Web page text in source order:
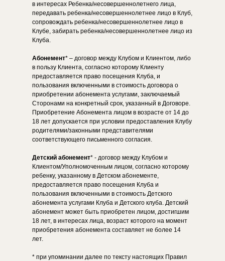
в интересах Ребенка/несовершеннолетнего лица,
передавать ребенка/несовершеннолетнее лицо в Клуб,
сопровождать ребенка/несовершеннолетнее лицо в
Клубе, забирать ребенка/несовершеннолетнее лицо из
Клуба.
Абонемент* – договор между Клубом и Клиентом, либо
в пользу Клиента, согласно которому Клиенту
предоставляется право посещения Клуба, и
пользования включенными в стоимость договора о
приобретении абонемента услугами, заключаемый
Сторонами на конкретный срок, указанный в Договоре.
Приобретение Абонемента лицом в возрасте от 14 до
18 лет допускается при условии предоставления Клубу
родителями/законными представителями
соответствующего письменного согласия.
Детский абонемент* - договор между Клубом и
Клиентом/Уполномоченным лицом, согласно которому
ребенку, указанному в Детском абонементе,
предоставляется право посещения Клуба и
пользования включенными в стоимость Детского
абонемента услугами Клуба и Детского клуба. Детский
абонемент может быть приобретен лицом, достигшим
18 лет, в интересах лица, возраст которого на момент
приобретения абонемента составляет не более 14
лет.
* при упоминании далее по тексту настоящих Правил